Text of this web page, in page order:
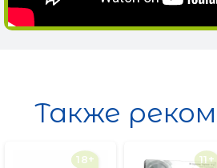
Также
18+ 11+